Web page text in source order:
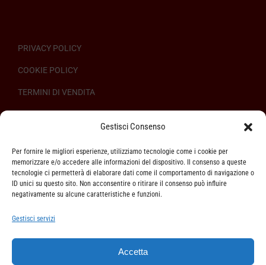
Gestisci Consenso
Per fornire le migliori esperienze, utilizziamo tecnologie come i cookie per
memorizzare e/o accedere alle informazioni del dispositivo. Il consenso a queste
tecnologie ci permetterà di elaborare dati come il comportamento di navigazione o
ID unici su questo sito. Non acconsentire o ritirare il consenso può influire
negativamente su alcune caratteristiche e funzioni.
Gestisci servizi
Accetta
PRIVACY POLICY
COOKIE POLICY
TERMINI DI VENDITA
ASSISTENZA CLIENTI
SPEDIZIONI